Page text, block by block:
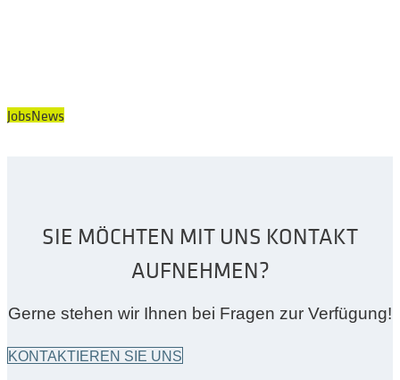
JobsNews
SIE MÖCHTEN MIT UNS KONTAKT
AUFNEHMEN?
Gerne stehen wir Ihnen bei Fragen zur Verfügung!
KONTAKTIEREN SIE UNS